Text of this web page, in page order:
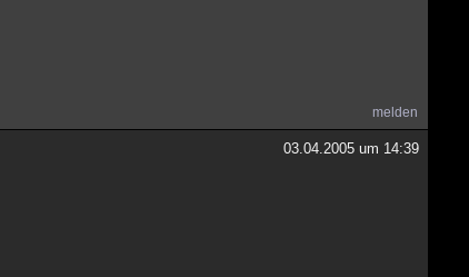
melden
03.04.2005 um 14:39